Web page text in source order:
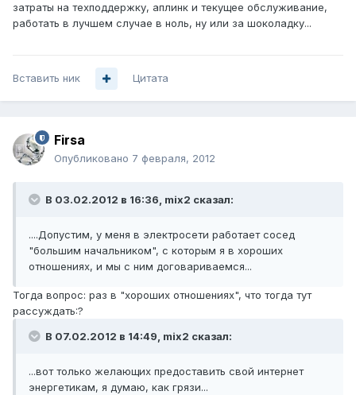
затраты на техподдержку, аплинк и текущее обслуживание,
работать в лучшем случае в ноль, ну или за шоколадку...
Вставить ник Цитата
Firsa
Опубликовано 7 февраля, 2012
В 03.02.2012 в 16:36, mix2 сказал:
....Допустим, у меня в электросети работает сосед
"большим начальником", с которым я в хороших
отношениях, и мы с ним договариваемся...
Тогда вопрос: раз в "хороших отношениях", что тогда тут
рассуждать:?
В 07.02.2012 в 14:49, mix2 сказал:
...вот только желающих предоставить свой интернет
энергетикам, я думаю, как грязи...